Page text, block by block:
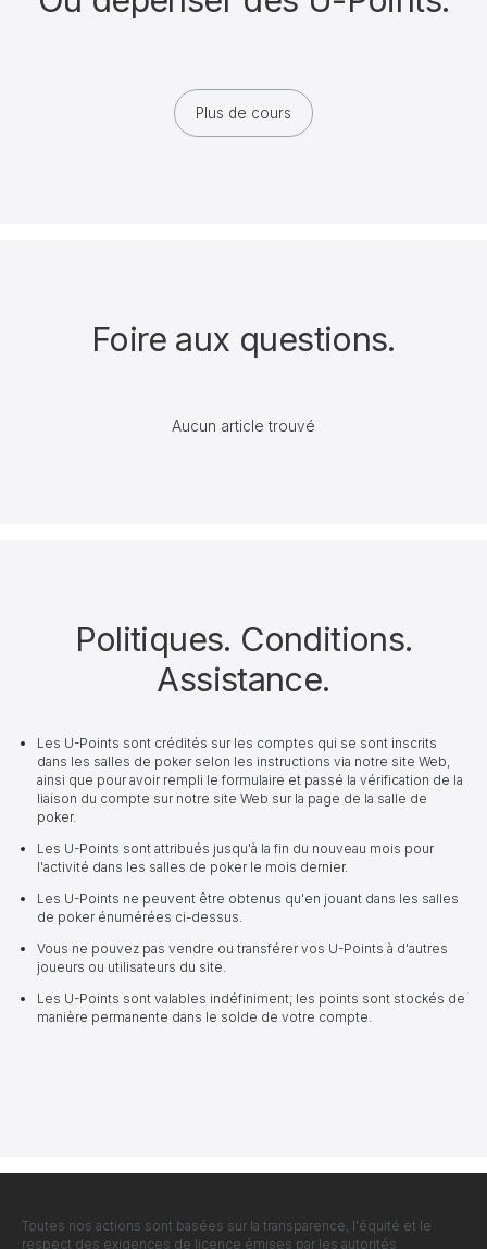
Plus de cours
Foire aux questions.
Aucun article trouvé
Politiques. Conditions.
Assistance.
Les U-Points sont crédités sur les comptes qui se sont inscrits
dans les salles de poker selon les instructions via notre site Web,
ainsi que pour avoir rempli le formulaire et passé la vérification de la
liaison du compte sur notre site Web sur la page de la salle de
poker.
Les U-Points sont attribués jusqu'à la fin du nouveau mois pour
l'activité dans les salles de poker le mois dernier.
Les U-Points ne peuvent être obtenus qu'en jouant dans les salles
de poker énumérées ci-dessus.
Vous ne pouvez pas vendre ou transférer vos U-Points à d'autres
joueurs ou utilisateurs du site.
Les U-Points sont valables indéfiniment; les points sont stockés de
manière permanente dans le solde de votre compte.
Toutes nos actions sont basées sur la transparence, l'équité et le
respect des exigences de licence émises par les autorités